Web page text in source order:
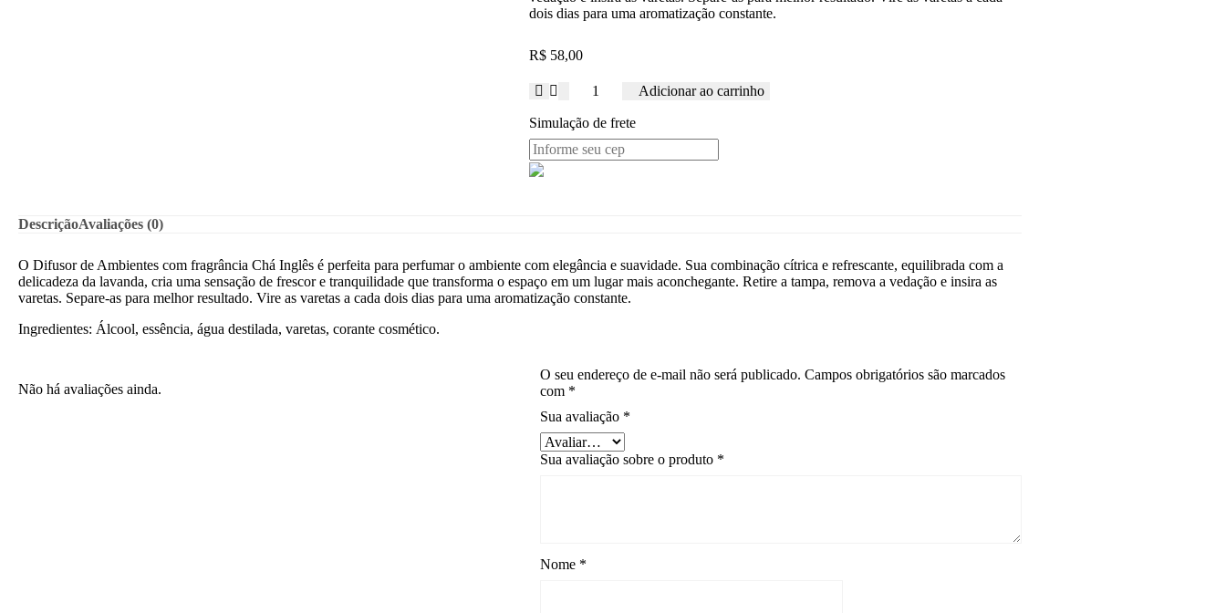
dois dias para uma aromatização constante.
R$ 58,00
Adicionar ao carrinho
Simulação de frete
DescriçãoAvaliações (0)
O Difusor de Ambientes com fragrância Chá Inglês é perfeita para perfumar o ambiente com elegância e suavidade. Sua combinação cítrica e refrescante, equilibrada com a
delicadeza da lavanda, cria uma sensação de frescor e tranquilidade que transforma o espaço em um lugar mais aconchegante. Retire a tampa, remova a vedação e insira as
varetas. Separe-as para melhor resultado. Vire as varetas a cada dois dias para uma aromatização constante.
Ingredientes: Álcool, essência, água destilada, varetas, corante cosmético.
Não há avaliações ainda.
O seu endereço de e-mail não será publicado. Campos obrigatórios são marcados
com *
Sua avaliação *
Sua avaliação sobre o produto *
Nome *